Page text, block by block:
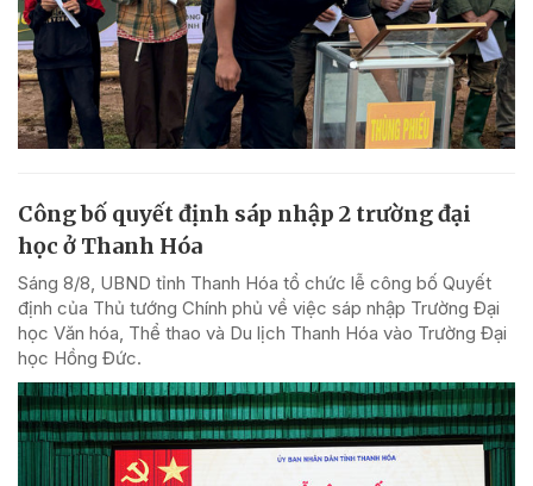
Công bố quyết định sáp nhập 2 trường đại
học ở Thanh Hóa
Sáng 8/8, UBND tỉnh Thanh Hóa tổ chức lễ công bố Quyết
định của Thủ tướng Chính phủ về việc sáp nhập Trường Đại
học Văn hóa, Thể thao và Du lịch Thanh Hóa vào Trường Đại
học Hồng Đức.